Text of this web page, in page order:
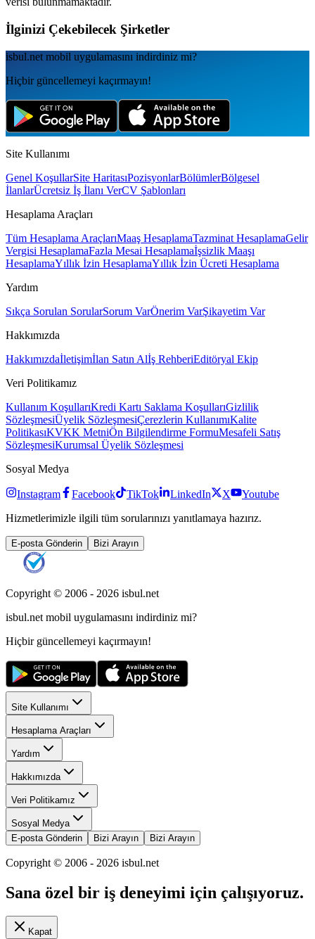
İlginizi Çekebilecek Şirketler
isbul.net mobil uygulamаsını indirdiniz mi?
Hiçbir güncellemeyi kaçırmayın!
Site Kullanımı
Genel KoşullarSite HaritasıPozisyonlarBölümlerBölgesel
İlanlarÜcretsiz İş İlanı VerCV Şablonları
Hesaplama Araçları
Tüm Hesaplama AraçlarıMaaş HesaplamaTazminat HesaplamaGelir
Vergisi HesaplamaFazla Mesai Hesaplamaİşsizlik Maaşı
HesaplamaYıllık İzin HesaplamaYıllık İzin Ücreti Hesaplama
Yardım
Sıkça Sorulan SorularSorum VarÖnerim VarŞikayetim Var
Hakkımızda
Hakkımızdaİletişimİlan Satın Alİş RehberiEditöryal Ekip
Veri Politikamız
Kullanım KoşullarıKredi Kartı Saklama KoşullarıGizlilik
SözleşmesiÜyelik SözleşmesiÇerezlerin KullanımıKalite
PolitikasıKVKK MetniÖn Bilgilendirme FormuMesafeli Satış
SözleşmesiKurumsal Üyelik Sözleşmesi
Sosyal Medya
Instagram Facebook TikTok LinkedIn X
Youtube
Hizmetlerimizle ilgili tüm sorularınızı yanıtlamaya hazırız.
E-posta Gönderin Bizi Arayın
Copyright © 2006 - 2026 isbul.net
isbul.net mobil uygulamasını indirdiniz mi?
Hiçbir güncellemeyi kaçırmayın!
Site Kullanımı
Hesaplama Araçları
Yardım
Hakkımızda
Veri Politikamız
Sosyal Medya
E-posta Gönderin
Bizi Arayın Bizi Arayın
Copyright © 2006 - 2026 isbul.net
Sana özel bir iş deneyimi için çalışıyoruz.
Kapat